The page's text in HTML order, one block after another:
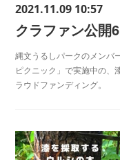
2021.11.09 10:57
クラファン公開
縄文うるしパークのメンバ
ピクニック」で実施中の、
ラウドファンディング。